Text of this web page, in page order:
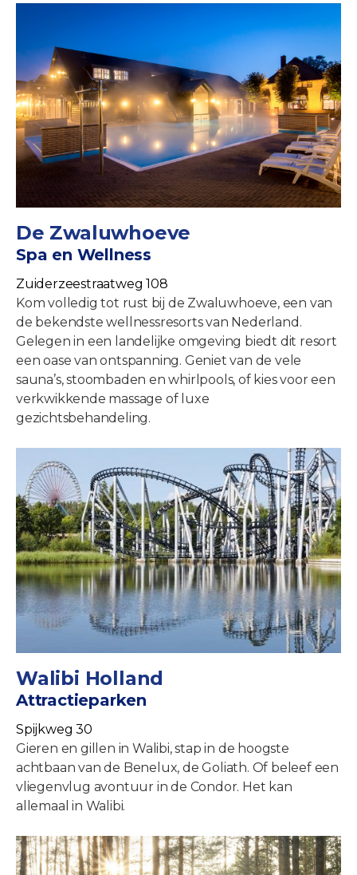
De Zwaluwhoeve
Spa en Wellness
Zuiderzeestraatweg 108
Kom volledig tot rust bij de Zwaluwhoeve, een van
de bekendste wellnessresorts van Nederland.
Gelegen in een landelijke omgeving biedt dit resort
een oase van ontspanning. Geniet van de vele
sauna’s, stoombaden en whirlpools, of kies voor een
verkwikkende massage of luxe
gezichtsbehandeling.
Walibi Holland
Attractieparken
Spijkweg 30
Gieren en gillen in Walibi, stap in de hoogste
achtbaan van de Benelux, de Goliath. Of beleef een
vliegenvlug avontuur in de Condor. Het kan
allemaal in Walibi.